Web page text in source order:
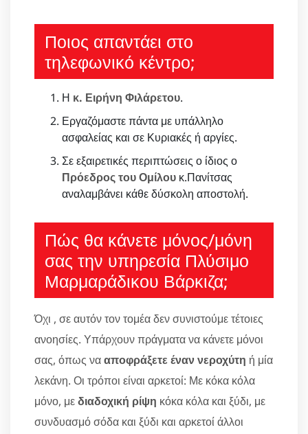
Ποιος απαντάει στο
τηλεφωνικό κέντρο;
Η κ. Ειρήνη Φιλάρετου.
Εργαζόμαστε πάντα με υπάλληλο
ασφαλείας και σε Κυριακές ή αργίες.
Σε εξαιρετικές περιπτώσεις ο ίδιος ο
Πρόεδρος του Ομίλου κ.Πανίτσας
αναλαμβάνει κάθε δύσκολη αποστολή.
Πώς θα κάνετε μόνος/μόνη
σας την υπηρεσία Πλύσιμο
Μαρμαράδικου Βάρκιζα;
Όχι , σε αυτόν τον τομέα δεν συνιστούμε τέτοιες
ανοησίες. Υπάρχουν πράγματα να κάνετε μόνοι
σας, όπως νααποφράξετε έναν νεροχύτη ή μία
λεκάνη. Οι τρόποι είναι αρκετοί: Με κόκα κόλα
μόνο, μεδιαδοχική ρίψη κόκα κόλα και ξύδι, με
συνδυασμό σόδα και ξύδι και αρκετοί άλλοι